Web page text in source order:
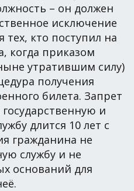
– он должен
исключение
тех, кто поступил на
когда приказом
утратившим силу)
получения
билета. Запрет
и
длится 10 лет с
гражданина не
службу и не
оснований для